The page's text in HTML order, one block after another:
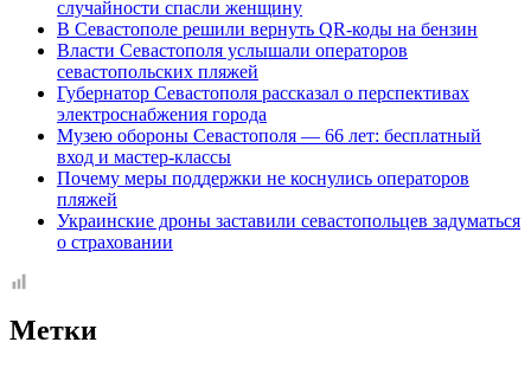
случайности спасли женщину
В Севастополе решили вернуть QR-коды на бензин
Власти Севастополя услышали операторов
севастопольских пляжей
Губернатор Севастополя рассказал о перспективах
электроснабжения города
Музею обороны Севастополя — 66 лет: бесплатный
вход и мастер-классы
Почему меры поддержки не коснулись операторов
пляжей
Украинские дроны заставили севастопольцев задуматься
о страховании
Метки